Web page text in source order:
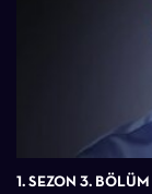
1. SEZON 3. BÖLÜM